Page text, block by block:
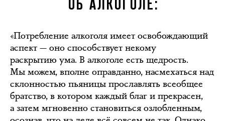
ОБ АЛКОГОЛЕ:
«Потребление алкоголя имеет освобождающий
аспект — оно способствует некому
раскрытию ума. В алкоголе есть щедрость.
Мы можем, вполне оправданно, насмехаться над
склонностью пьяницы прославлять всеобщее
братство, в котором каждый благ и прекрасен,
а затем мгновенно становиться озлобленным,